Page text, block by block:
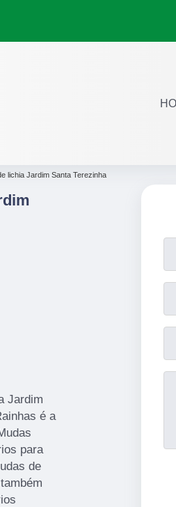
lichia Jardim Santa Terezinha
Jardim
é a
para
de